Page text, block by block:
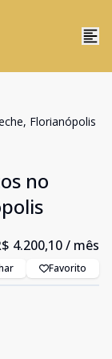
Florianópolis
no
4.200,10/ mês
Favorito